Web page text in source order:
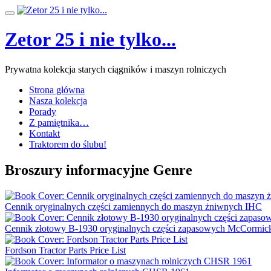
Przeskocz
treści
Przełącz
Zetor 25 i nie tylko...
Prywatna kolekcja starych ciągników i maszyn rolniczych
Strona główna
Nasza kolekcja
Porady
Z pamiętnika…
Kontakt
Traktorem do ślubu!
Broszury informacyjne Genre
Cennik oryginalnych części zamiennych do maszyn żniwnych IHC
Cennik złotowy B-1930 oryginalnych części zapasowych
Fordson Tractor Parts Price List